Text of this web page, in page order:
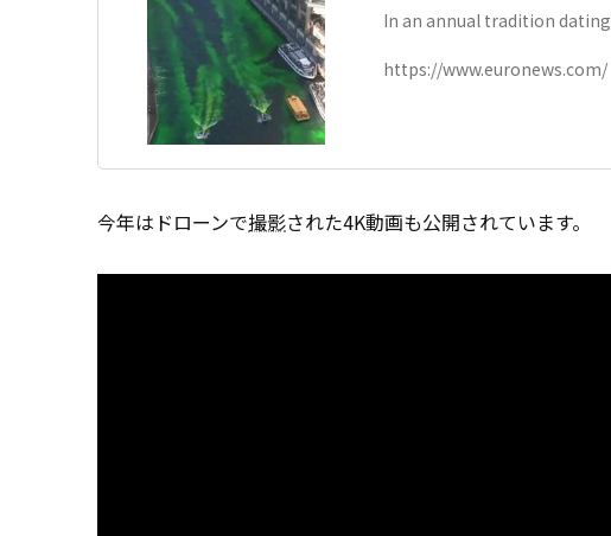
In an annual tradition
https://www.euronews.com/
今年はドローンで撮影された4K動画も公開されています。